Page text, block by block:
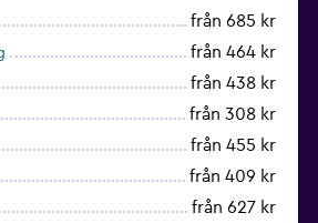
från 685 kr
från 464 kr
från 438 kr
från 308 kr
från 455 kr
från 409 kr
från 627 kr